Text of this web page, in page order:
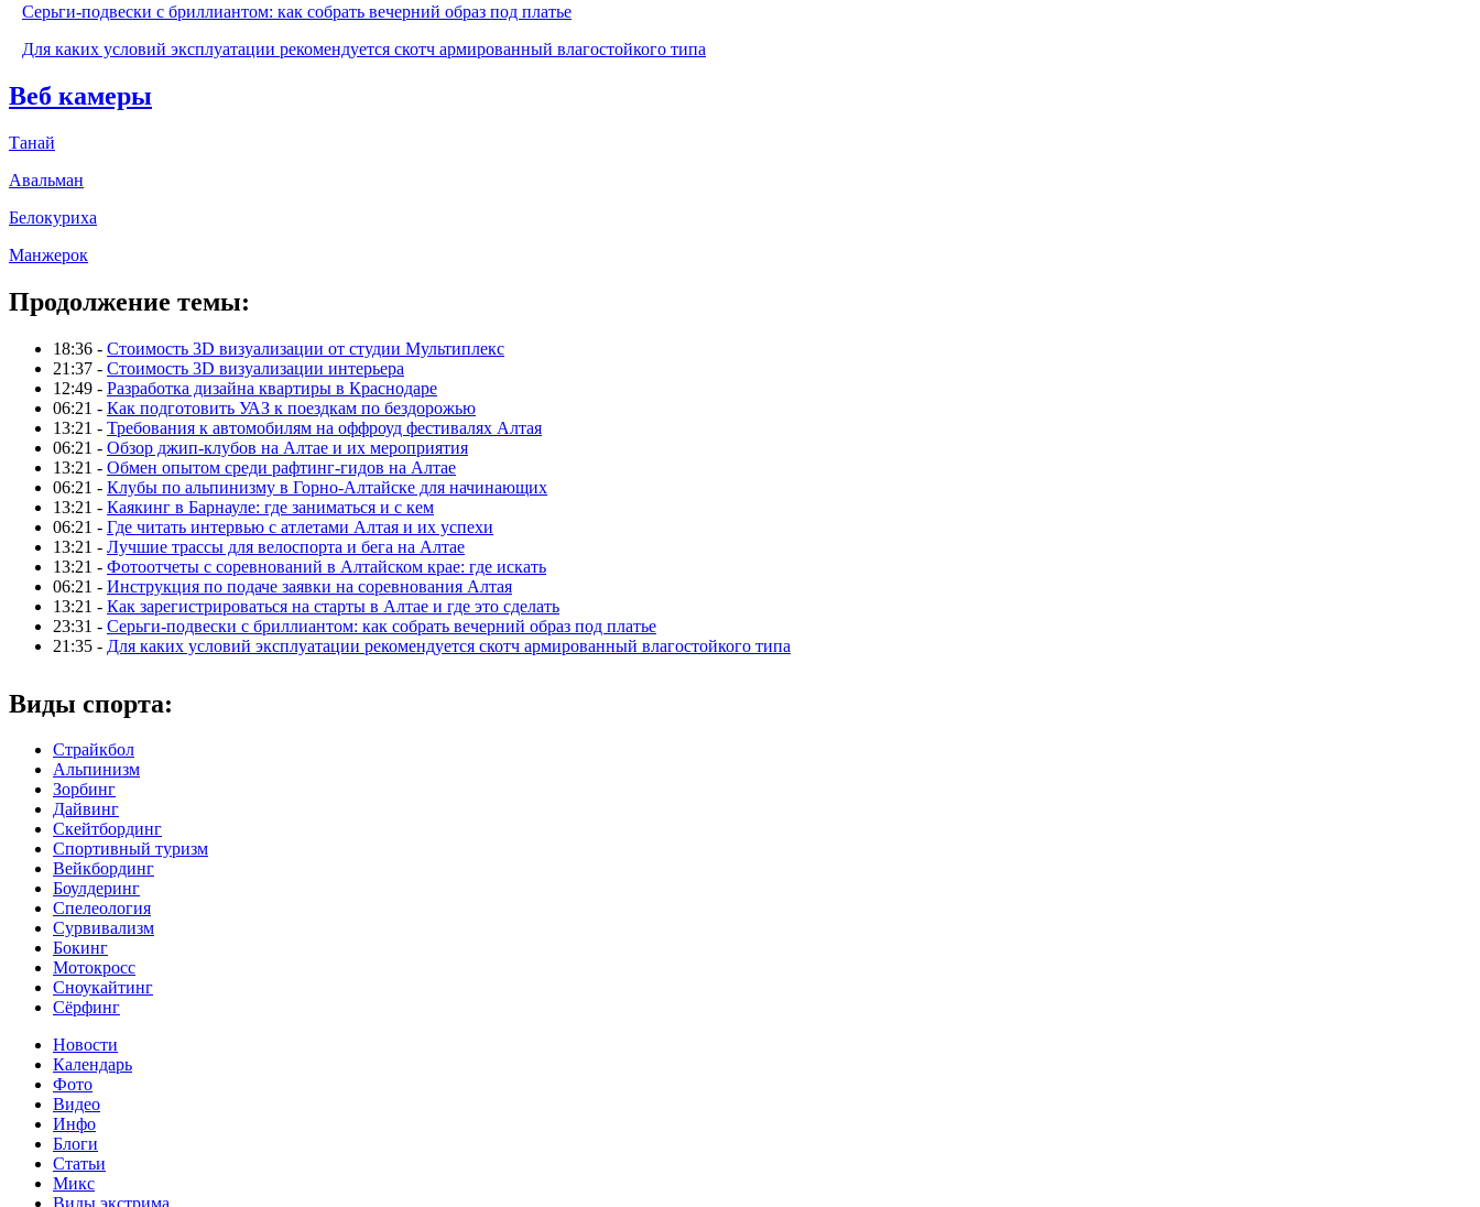
Серьги-подвески с бриллиантом: как собрать вечерний образ под платье
Для каких условий эксплуатации рекомендуется скотч армированный влагостойкого типа
Веб камеры
Танай
Авальман
Белокуриха
Манжерок
Продолжение темы:
18:36 - Стоимость 3D визуализации от студии Мультиплекс
21:37 - Стоимость 3D визуализации интерьера
12:49 - Разработка дизайна квартиры в Краснодаре
06:21 - Как подготовить УАЗ к поездкам по бездорожью
13:21 - Требования к автомобилям на оффроуд фестивалях Алтая
06:21 - Обзор джип-клубов на Алтае и их мероприятия
13:21 - Обмен опытом среди рафтинг-гидов на Алтае
06:21 - Клубы по альпинизму в Горно-Алтайске для начинающих
13:21 - Каякинг в Барнауле: где заниматься и с кем
06:21 - Где читать интервью с атлетами Алтая и их успехи
13:21 - Лучшие трассы для велоспорта и бега на Алтае
13:21 - Фотоотчеты с соревнований в Алтайском крае: где искать
06:21 - Инструкция по подаче заявки на соревнования Алтая
13:21 - Как зарегистрироваться на старты в Алтае и где это сделать
23:31 - Серьги-подвески с бриллиантом: как собрать вечерний образ под платье
21:35 - Для каких условий эксплуатации рекомендуется скотч армированный влагостойкого типа
Виды спорта:
Страйкбол
Альпинизм
Зорбинг
Дайвинг
Скейтбординг
Спортивный туризм‎
Вейкбординг
Боулдеринг
Спелеология
Сурвивализм
Бокинг
Мотокросс
Сноукайтинг
Сёрфинг
Новости
Календарь
Фото
Видео
Инфо
Блоги
Статьи
Микс